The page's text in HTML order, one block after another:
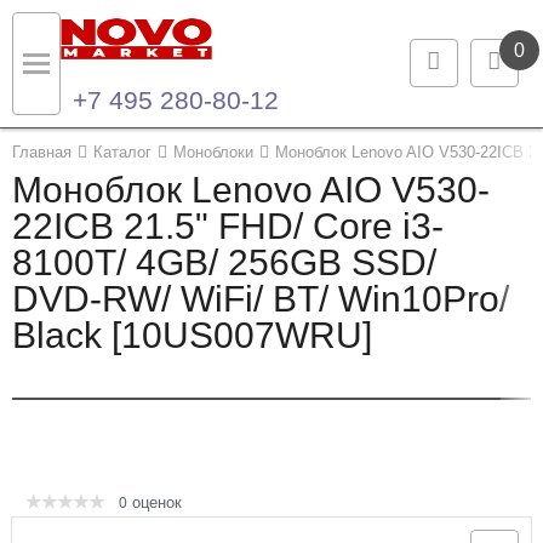
0
+7 495 280-80-12
Главная Каталог Моноблоки Моноблок Lenovo AIO V530-22ICB
Моноблок Lenovo AIO V530-
22ICB 21.5" FHD/ Core i3-
8100T/ 4GB/ 256GB SSD/
DVD-RW/ WiFi/ BT/ Win10Pro/
Black [10US007WRU]
0 оценок
Назад
Каталог продукции
Ноутбуки и ультрабуки
Компьютеры
Назад
Контакты
Контактная информация